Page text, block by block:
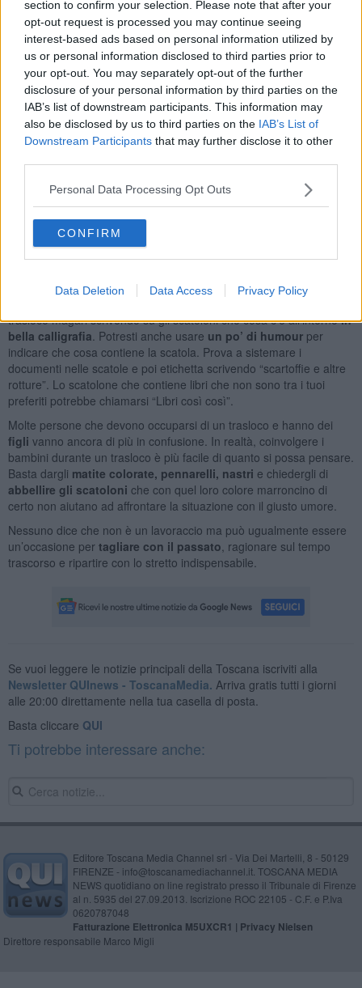
section to confirm your selection. Please note that after your
opt-out request is processed you may continue seeing
interest-based ads based on personal information utilized by
us or personal information disclosed to third parties prior to
your opt-out. You may separately opt-out of the further
disclosure of your personal information by third parties on the
IAB’s list of downstream participants. This information may
also be disclosed by us to third parties on the IAB’s List of
Downstream Participants that may further disclose it to other
Personal Data Processing Opt Outs
CONFIRM
Data Deletion Data Access Privacy Policy
tendenza alasciare il superfluoe concentrarsi su ciò che
contadavvero evitando di portare con te ciò che ti appesantisce e
ti impedisce di volare libera. È il momento più opportuno che ci sia
per ricominciare e rivedere i tuoi piani.
Chiunque in casa ha una serie dioggetti assolutamente inutili
che andrebbero semplicemente buttati nella spazzatura. Restano lì
in sospeso ricoperti di polvere e ti tengono legata al passato,
impedendoti di andare avanti nei tuoi progetti di vita. Nel momento
in cui impacchetti le tue cose, tieni presente che questo è il
Come rendere il trasloco meno stressante
Per aiutarti a vedere il trasloco in questa nuova ottica ci sono
piccoli trucchiche puoi provare. Metti subito in pratica questi
consigli e trasloco non è più un problema:visita il sito ufficiale
trasloco magari scrivendo su gli scatoloni che cosa c’è all’internoin
bella calligrafia . Potresti anche usare un po’ di humourper
indicare che cosa contiene la scatola. Prova a sistemare i
documenti nelle scatole e poi etichetta scrivendo “scartoffie e altre
rotture”. Lo scatolone che contiene libri che non sono tra i tuoi
preferiti potrebbe chiamarsi “Libri così così”.
Molte persone che devono occuparsi di un trasloco e hanno dei
figli vanno ancora di più in confusione. In realtà, coinvolgere i
bambini durante un trasloco è più facile di quanto si possa pensare.
Basta dargli matite colorate, pennarelli, nastri e chiedergli di
abbellire gli scatoloni che con quel loro colore marroncino di
certo non aiutano ad affrontare la situazione con il giusto umore.
Nessuno dice che non è un lavoraccio ma può ugualmente essere
un’occasione per tagliare con il passato , ragionare sul tempo
trascorso e ripartire con lo stretto indispensabile.
Se vuoi leggere le notizie principali della Toscana iscriviti alla
Newsletter QUInews - ToscanaMedia. Arriva gratis tutti i giorni
alle 20:00 direttamente nella tua casella di posta.
Basta cliccare QUI
Ti potrebbe interessare anche:
Editore Toscana Media Channel srl - Via Dei Martelli, 8 - 50129
FIRENZE - info@toscanamediachannel.it. TOSCANA MEDIA
NEWS quotidiano on line registrato presso il Tribunale di Firenze
al n. 5935 del 27.09.2013. Iscrizione ROC 22105 - C.F. e P.Iva
0620787048
Fatturazione Elettronica M5UXCR1 | Privacy Nielsen
Direttore responsabile Marco Migli